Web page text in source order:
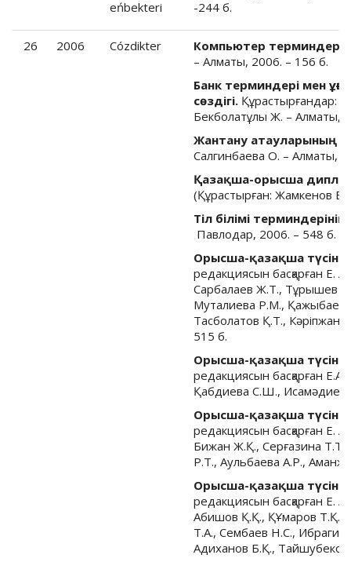
eńbekteri
-244 б.
26 2006 Cózdikter
Компьютер
– Алматы, 2006. – 156 б.
Банк терминдері мен
сөздігі. Құрастырғандар:
Бекболатұлы Ж. – Алматы,
Жантану атауларының
Салгинбаева О. – Алматы,
Қазақша-орысша
(Құрастырған: Жамкенов
Тіл білімі терминдерінің
Павлодар, 2006. – 548 б.
Орысша-қазақша
редакциясын басқарған Е.
Сарбалаев Ж.Т., Тұрышев
Муталиева Р.М.,
Тасболатов Қ.Т.,
515 б.
Орысша-қазақша
редакциясын басқарған
Қабдиева С.Ш.,
Орысша-қазақша
редакциясын басқарған
Бижан Ж.Қ., Серғазина
Р.Т., Аульбаева А.Р.,
Орысша-қазақша
редакциясын басқарған Е.
Абишов Қ.Қ., ҚҰмаров Т.Қ.,
Т.А., Сембаев Н.С.,
Адиханов Б.Қ.,